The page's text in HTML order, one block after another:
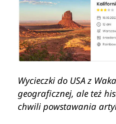
Wycieczki do USA z
geograficznej, ale też
chwili powstawania